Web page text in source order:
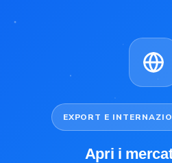
EXPORT E
Apri i